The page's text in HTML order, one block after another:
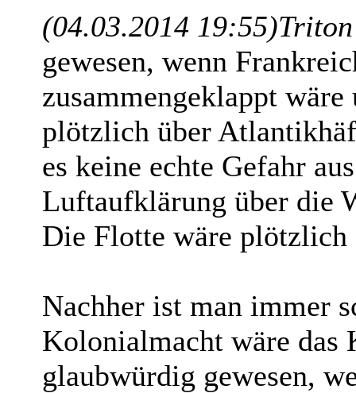
(04.03.2014 19:55)
gewesen, wenn
zusammengeklappt
plötzlich über
es keine echte Gefahr
Luftaufklärung über die
Die Flotte wäre plötzlich
Nachher ist man immer
Kolonialmacht wäre das
glaubwürdig gewesen,